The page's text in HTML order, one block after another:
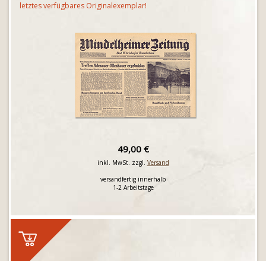
letztes verfügbares Originalexemplar!
49,00 €
inkl. MwSt. zzgl. Versand
versandfertig innerhalb
1-2 Arbeitstage